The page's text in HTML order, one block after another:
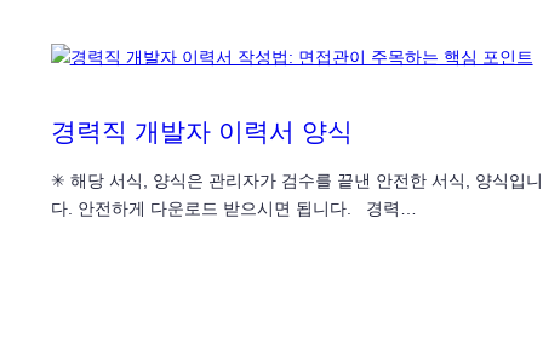
경력직 개발자 이력서 양식
✳ 해당 서식, 양식은 관리자가 검수를 끝낸 안전한 서식, 양식입니
다. 안전하게 다운로드 받으시면 됩니다. 경력…